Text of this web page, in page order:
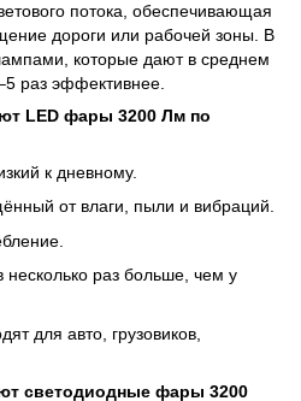
потока, обеспечивающая
дороги или рабочей зоны. В
которые дают в среднем
раз эффективнее.
LED фары 3200 Лм по
к дневному.
от влаги, пыли и вибраций.
раз больше, чем у
для авто, грузовиков,
светодиодные фары 3200